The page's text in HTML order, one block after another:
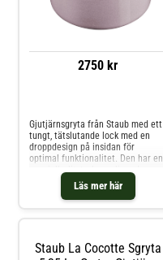
2750 kr
Läs mer här
Gjutjärnsgryta från Staub med ett
tungt, tätslutande lock med en
droppdesign på insidan för
optimal funktionalitet. Den har en
exceptionell värmefördelning
perfekt för att tillaga flera olika
rätter. Produkten är kompatibel
Tillverkad av gjutjärn.- Särskild,
Staub La Cocotte Sgryta